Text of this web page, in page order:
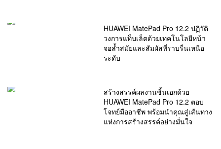
HUAWEI MatePad Pro 12.2 ปฏิวัติ
วงการแท็บเล็ตด้วยเทคโนโลยีหน้า
จอล้ำสมัยและสัมผัสที่ราบรื่นเหนือ
ระดับ
สร้างสรรค์ผลงานชิ้นเอกด้วย
HUAWEI MatePad Pro 12.2 ตอบ
โจทย์มืออาชีพ พร้อมนำคุณสู่เส้นทาง
แห่งการสร้างสรรค์อย่างมั่นใจ